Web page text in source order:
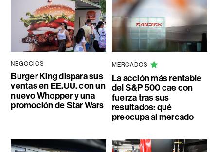
NEGOCIOS
Burger King dispara sus
ventas en EE.UU. con un
nuevo Whopper y una
promoción de Star Wars
MERCADOS
La acción más rentable
del S&P 500 cae con
fuerza tras sus
resultados: qué
preocupa al mercado